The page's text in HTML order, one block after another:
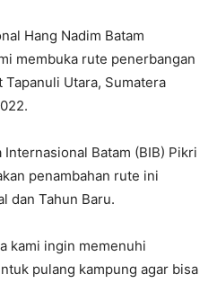
Hang Nadim Batam
membuka rute penerbangan
Utara, Sumatera
Batam (BIB) Pikri
penambahan rute ini
dan Tahun Baru.
kami ingin memenuhi
pulang kampung agar bisa